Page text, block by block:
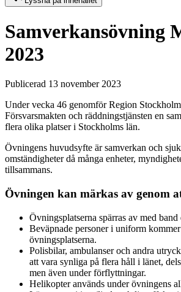
Samverkansövning
2023
Publicerad 13 november 2023
Under vecka 46 genomför Region
Försvarsmakten och räddningstjänsten en
flera olika platser i Stockholms län.
Övningens huvudsyfte är samverkan och
omständigheter då många enheter,
tillsammans.
Övningen kan märkas av genom
Övningsplatserna spärras av med band
Beväpnade personer i uniform
övningsplatserna.
Polisbilar, ambulanser och andra
att vara synliga på flera håll i länet,
men även under förflyttningar.
Helikopter används under övningens